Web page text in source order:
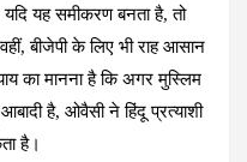
यह समीकरण बनता है, तो
बीजेपी के लिए भी राह आसान
का मानना है कि अगर मुस्लिम
है, ओवैसी ने हिंदू प्रत्याशी
है।